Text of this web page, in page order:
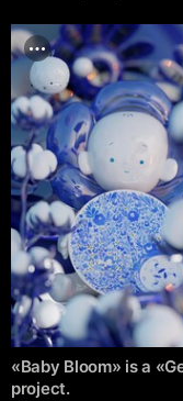
«Baby Bloom» is a
project.